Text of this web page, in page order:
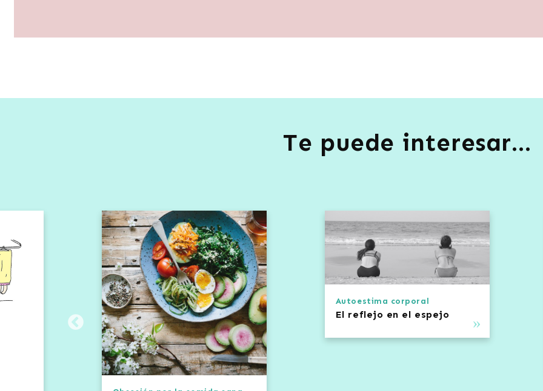
Te puede interesar…
Autoestima corporal
El reflejo en el espejo
CONTACTO
C/ Cristóbal Bordiú, 42, Madrid.
Metro:Línea 1, Parada Ríos Rosas
Líneas de autobús:
Horario:de 10:00 a 22:00
info@acimutpsicologia.com
TELÉFONOS
91 232 07 44
+34 722 11 24 69
El centro cuenta con la pertinente